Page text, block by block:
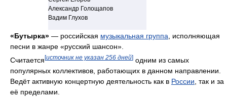
Александр Голощапов
Вадим Глухов
«Бутырка» — российская музыкальная группа , исполняющая
песни в жанре «русский шансон».
Считается[источник не указан 256 дней] одним из самых
популярных коллективов, работающих в данном направлении.
Ведёт активную концертную деятельность как в России , так и за
её пределами.